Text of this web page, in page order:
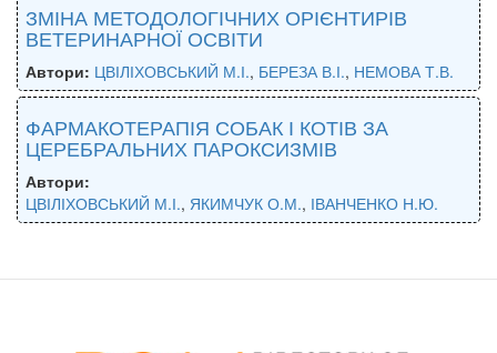
ЗМІНА МЕТОДОЛОГІЧНИХ ОРІЄНТИРІВ
ВЕТЕРИНАРНОЇ ОСВІТИ
Автори: ЦВІЛІХОВСЬКИЙ М.І., БЕРЕЗА В.І., НЕМОВА Т.В.
ФАРМАКОТЕРАПІЯ СОБАК І КОТІВ ЗА
ЦЕРЕБРАЛЬНИХ ПАРОКСИЗМІВ
Автори:
ЦВІЛІХОВСЬКИЙ М.І., ЯКИМЧУК О.М., ІВАНЧЕНКО Н.Ю.